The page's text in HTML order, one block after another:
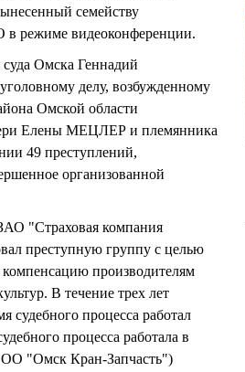
семейству
режиме видеоконференции.
Омска Геннадий
делу, возбужденному
Омской области
Елены МЕЦЛЕР и племянника
49 преступлений,
организованной
"Страховая компания
преступную группу с целью
производителям
В течение трех лет
судебного процесса работал
процесса работала в
"Омск Кран-Запчасть")